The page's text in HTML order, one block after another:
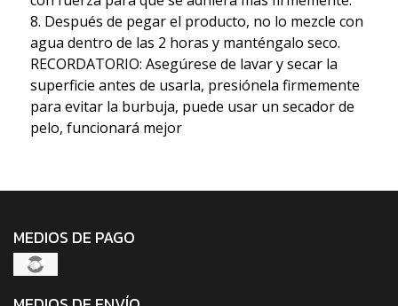
8. Después de pegar el producto, no lo mezcle con
agua dentro de las 2 horas y manténgalo seco.
RECORDATORIO: Asegúrese de lavar y secar la
superficie antes de usarla, presiónela firmemente
para evitar la burbuja, puede usar un secador de
pelo, funcionará mejor
MEDIOS DE PAGO